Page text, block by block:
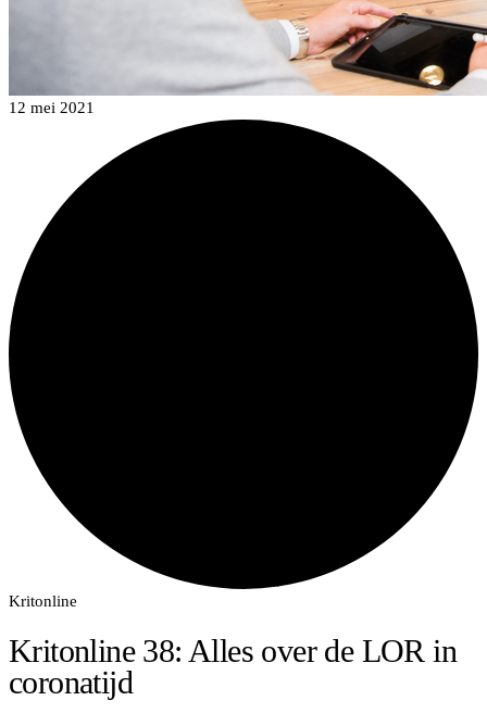
12 mei 2021
Kritonline
Kritonline 38: Alles over de LOR in
coronatijd